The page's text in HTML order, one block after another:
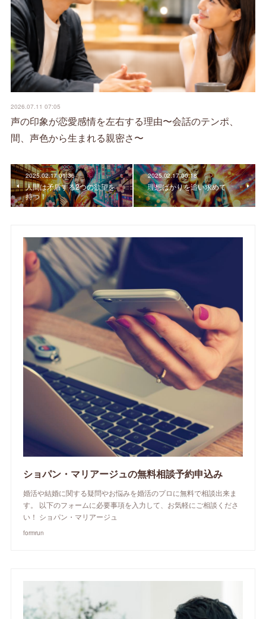
2026.07.11 07:05
声の印象が恋愛感情を左右する理由〜会話のテンポ、
間、声色から生まれる親密さ〜
2025.02.17 01:36
人間は矛盾する2つの欲望を
持つ！
2025.02.17 00:18
理想ばかりを追い求めて
ショパン・マリアージュの無料相談予約申込み
婚活や結婚に関する疑問やお悩みを婚活のプロに無料で相談出来ま
す。 以下のフォームに必要事項を入力して、お気軽にご相談くださ
い！ ショパン・マリアージュ
formrun